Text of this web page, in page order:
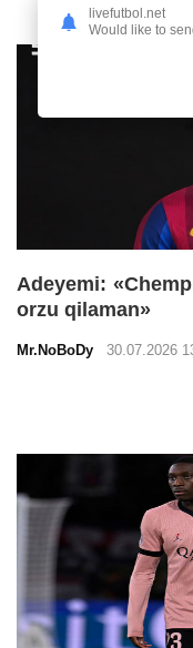
Adeyemi:
orzu qilaman»
Mr.NoBoDy 30.07.2026
livefutbol.net
Would like to